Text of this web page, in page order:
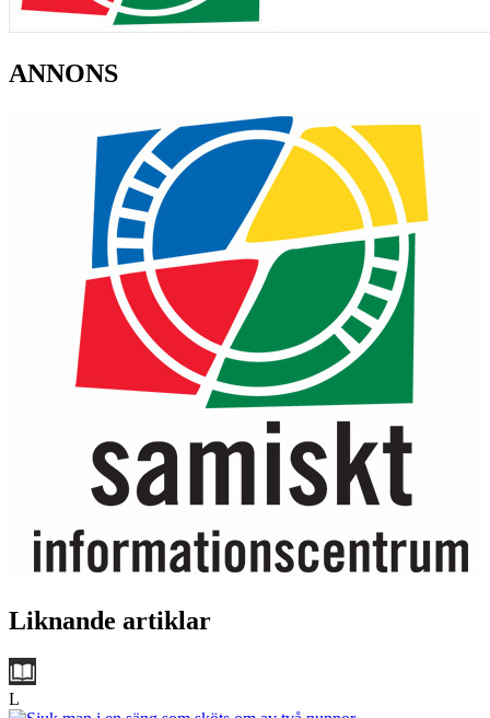
ANNONS
Liknande artiklar
L